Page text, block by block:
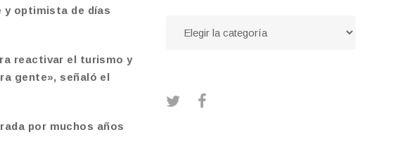
y optimista de días
reactivar el turismo y
gente», señaló el
por muchos años